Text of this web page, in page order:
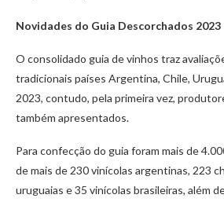
Novidades do Guia Descorchados 2023
O consolidado guia de vinhos traz
tradicionais países Argentina, Chile,
2023, contudo, pela primeira vez,
também apresentados.
Para confecção do guia foram mais de
de mais de 230 vinícolas argentinas, 223
uruguaias e 35 vinícolas brasileiras, além